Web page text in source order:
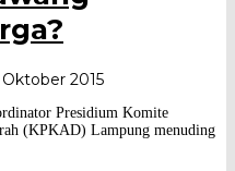
2015oleh
Pilar
Presidium Komite
(KPKAD) Lampung menuding